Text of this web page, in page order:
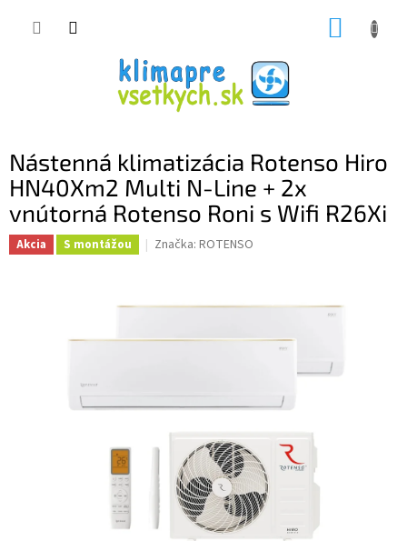
Nástenná klimatizácia Rotenso Hiro
HN40Xm2 Multi N-Line + 2x
vnútorná Rotenso Roni s Wifi R26Xi
Akcia S montážou Značka: ROTENSO